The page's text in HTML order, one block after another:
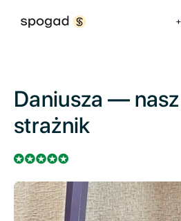
Daniusza —
strażnik